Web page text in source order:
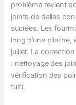
problème revient
joints de dalles
sucrées. Les
long d’une
juillet. La
: nettoyage des
vérification des
fuit).